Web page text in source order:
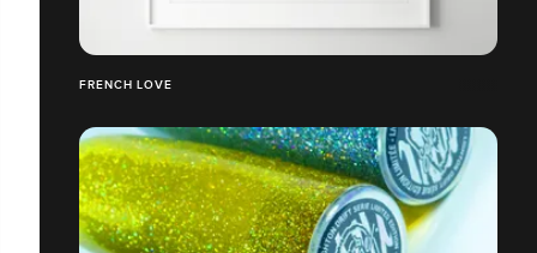
FRENCH LOVE